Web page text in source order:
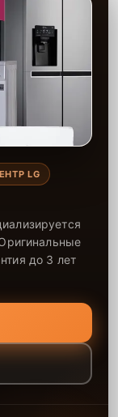
LG
до 3 лет